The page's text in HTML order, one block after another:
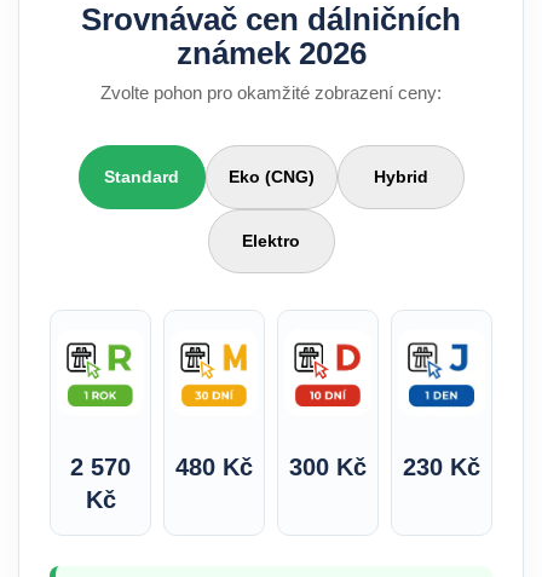
Srovnávač cen dálničních
známek 2026
Zvolte pohon pro okamžité zobrazení ceny:
Standard Eko (CNG) Hybrid
Elektro
2 570
Kč
480 Kč 300 Kč 230 Kč